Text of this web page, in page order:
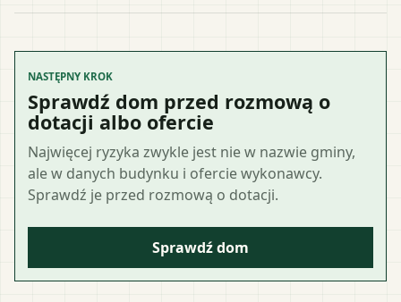
NASTĘPNY KROK
Sprawdź dom przed rozmową o
dotacji albo ofercie
Najwięcej ryzyka zwykle jest nie w nazwie gminy,
ale w danych budynku i ofercie wykonawcy.
Sprawdź je przed rozmową o dotacji.
Sprawdź dom